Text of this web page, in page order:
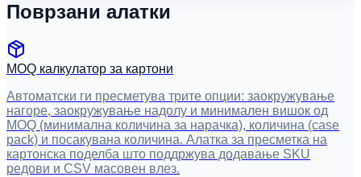
Поврзани алатки
MOQ калкулатор за картони
Автоматски ги пресметува трите опции: заокружување
нагоре, заокружување надолу и минимален вишок од
MOQ (минимална количина за нарачка), количина (case
pack) и посакувана количина. Алатка за пресметка на
картонска поделба што поддржува додавање SKU
редови и CSV масовен влез.